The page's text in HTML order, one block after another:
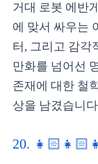
거대 로봇 에반
에 맞서 싸우는
터, 그리고 감각
만화를 넘어선
존재에 대한 철
상을 남겼습니
20.